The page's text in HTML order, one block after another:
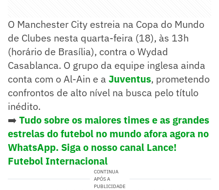
O Manchester City estreia na Copa do Mundo
de Clubes nesta quarta-feira (18), às 13h
(horário de Brasília), contra o Wydad
Casablanca. O grupo da equipe inglesa ainda
conta com o Al-Ain e a Juventus, prometendo
confrontos de alto nível na busca pelo título
inédito.
➡️ Tudo sobre os maiores times e as grandes
estrelas do futebol no mundo afora agora no
WhatsApp. Siga o nosso canal Lance!
Futebol Internacional
CONTINUA
APÓS A
PUBLICIDADE